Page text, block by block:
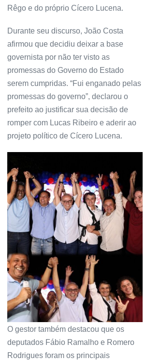
Rêgo e do próprio Cícero Lucena.
Durante seu discurso, João Costa
afirmou que decidiu deixar a base
governista por não ter visto as
promessas do Governo do Estado
serem cumpridas. “Fui enganado pelas
promessas do governo”, declarou o
prefeito ao justificar sua decisão de
romper com Lucas Ribeiro e aderir ao
projeto político de Cícero Lucena.
O gestor também destacou que os
deputados Fábio Ramalho e Romero
Rodrigues foram os principais